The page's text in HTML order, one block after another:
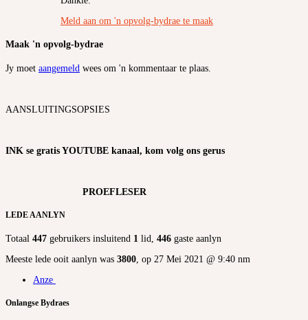
Meld aan om 'n opvolg-bydrae te maak
Maak 'n opvolg-bydrae
Jy moet aangemeld wees om 'n kommentaar te plaas.
AANSLUITINGSOPSIES
INK se gratis YOUTUBE kanaal, kom volg ons gerus
PROEFLESER
LEDE AANLYN
Totaal 447 gebruikers insluitend 1 lid, 446 gaste aanlyn
Meeste lede ooit aanlyn was 3800 , op 27 Mei 2021 @ 9:40 nm
Anze
Onlangse Bydraes